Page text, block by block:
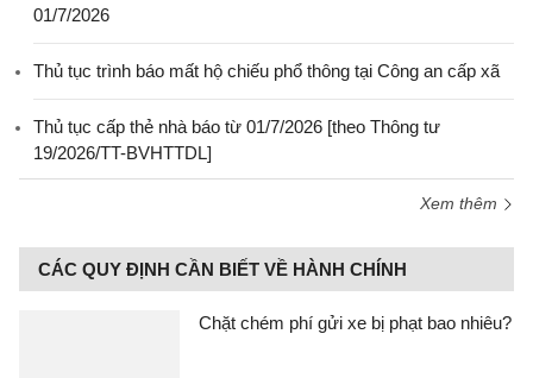
01/7/2026
Thủ tục trình báo mất hộ chiếu phổ thông tại Công an cấp xã
Thủ tục cấp thẻ nhà báo từ 01/7/2026 [theo Thông tư
19/2026/TT-BVHTTDL]
Xem thêm
CÁC QUY ĐỊNH CẦN BIẾT VỀ HÀNH CHÍNH
Chặt chém phí gửi xe bị phạt bao nhiêu?